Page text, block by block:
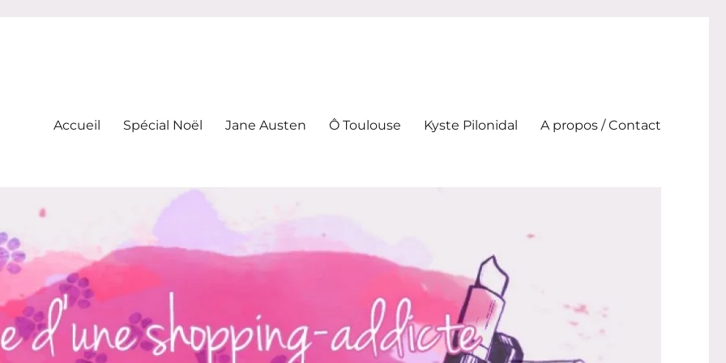
Accueil Spécial Noël Jane Austen Ô Toulouse Kyste Pilonidal A propos / Contact